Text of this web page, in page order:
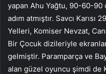
yapan Ahu Yağtu, 90-60-90
adım atmıştır. Savcı
Yelleri, Komiser Nevzat,
Bir Çocuk dizileriyle
gelmiştir. Paramparça ve
alan güzel oyuncu şimdi de